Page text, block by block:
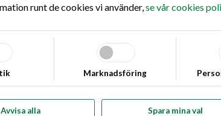
runt de cookies vi använder,se vår cookies
Marknadsföring
Avvisa alla Spara mina val